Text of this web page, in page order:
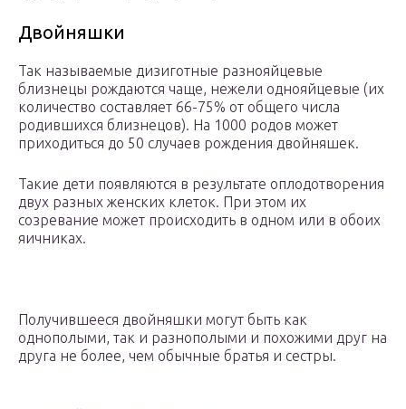
Двойняшки
Так называемые дизиготные разнояйцевые
близнецы рождаются чаще, нежели однояйцевые (их
количество составляет 66-75% от общего числа
родившихся близнецов). На 1000 родов может
приходиться до 50 случаев рождения двойняшек.
Такие дети появляются в результате оплодотворения
двух разных женских клеток. При этом их
созревание может происходить в одном или в обоих
яичниках.
Получившееся двойняшки могут быть как
однополыми, так и разнополыми и похожими друг на
друга не более, чем обычные братья и сестры.